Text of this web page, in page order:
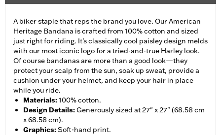
A biker staple that reps the brand you love. Our American
Heritage Bandana is crafted from 100% cotton and sized
just right for riding. It’s classically cool paisley design melds
with our most iconic logo for a tried-and-true Harley look.
Of course bandanas are more than a good look—they
protect your scalp from the sun, soak up sweat, provide a
cushion under your helmet, and keep your hair in place
while you ride.
Materials:100% cotton.
Design Details:Generously sized at 27" x 27" (68.58 cm
x 68.58 cm).
Graphics:Soft-hand print.